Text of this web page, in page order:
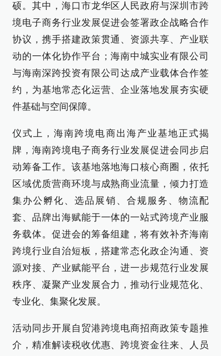
硕。其中，海口市龙华区人民政府与深圳市跨
境电子商务行业发展促进会签署政企战略合作
协议，携手搭建政策贯通、资源共享、产业联
动的一体化协作平台；海南中城实业有限公司
与海南深跨投资有限公司达成产业载体合作签
约，为基地常态化运营、企业落地发展夯实硬
件基础与空间保障。
仪式上，海南跨境电商出海产业基地正式揭
牌，海南跨境电子商务行业发展促进会同步启
动筹备工作。该基地落地海口核心商圈，依托
区域优质营商环境与成熟商业流量，倾力打造
集办公孵化、选品展销、合规服务、物流配
套、品牌出海赋能于一体的一站式跨境产业服
务载体。促进会的筹备组建，将有效补齐海南
跨境行业自治短板，搭建常态化政企沟通、资
源对接、产业赋能平台，进一步规范行业发展
秩序、凝聚产业发展合力，推动行业规范化、
专业化、集聚化发展。
活动同步开展自贸港跨境电商招商政策专题推
介，精准解读税收优惠、跨境资金往来、人员